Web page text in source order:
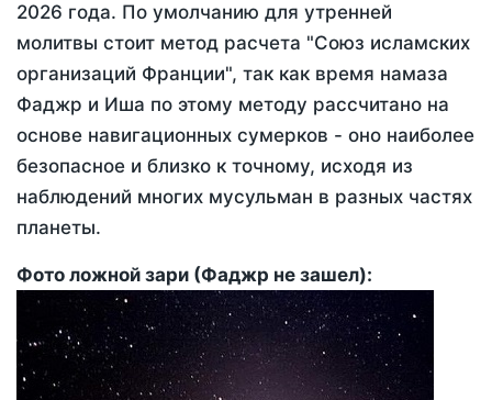
2026 года. По умолчанию для утренней
молитвы стоит метод расчета "Союз исламских
организаций Франции", так как время намаза
Фаджр и Иша по этому методу рассчитано на
основе навигационных сумерков - оно наиболее
безопасное и близко к точному, исходя из
наблюдений многих мусульман в разных частях
планеты.
Фото ложной зари (Фаджр не зашел):